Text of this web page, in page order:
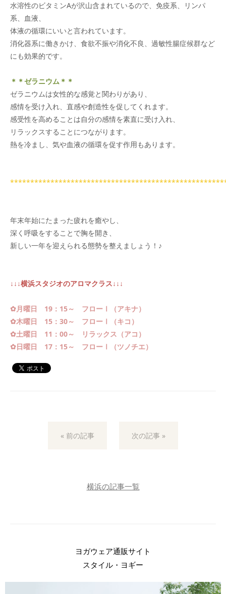
水溶性のビタミンAが沢山含まれているので、免疫系、リンパ
系、血液、
体液の循環にいいと言われています。
消化器系に働きかけ、食欲不振や消化不良、過敏性腸症候群など
にも効果的です。
＊＊ゼラニウム＊＊
ゼラニウムは女性的な感覚と関わりがあり、
感情を受け入れ、直感や創造性を促してくれます。
感受性を高めることは自分の感情を素直に受け入れ、
リラックスすることにつながります。
熱を冷まし、気や血液の循環を促す作用もあります。
年末年始にたまった疲れを癒やし、
深く呼吸をすることで胸を開き、
新しい一年を迎えられる態勢を整えましょう！♪
↓↓↓横浜スタジオのアロマクラス↓↓↓
✿月曜日 19：15～ フローⅠ（アキナ）
✿木曜日 15：30～ フローⅠ（キコ）
✿土曜日 11：00～ リラックス（アコ）
✿日曜日 17：15～ フローⅠ（ツノチエ）
« 前の記事 次の記事 »
横浜の記事一覧
ヨガウェア通販サイト
スタイル・ヨギー